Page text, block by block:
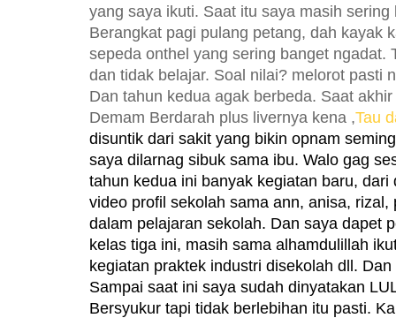
yang saya ikuti. Saat itu saya masih
Berangkat pagi pulang petang, dah kayak
sepeda onthel yang sering banget ngadat.
dan tidak belajar. Soal nilai? melorot pasti
Dan tahun kedua agak berbeda. Saat
Demam Berdarah plus livernya kena ,Tau
disuntik dari sakit yang bikin opnam
saya dilarnag sibuk sama ibu. Walo gag
tahun kedua ini banyak kegiatan baru,
video profil sekolah sama ann, anisa,
dalam pelajaran sekolah. Dan saya dapet
kelas tiga ini, masih sama alhamdulillah
kegiatan praktek industri disekolah dll.
Sampai saat ini saya sudah dinyatakan
Bersyukur tapi tidak berlebihan itu pasti.